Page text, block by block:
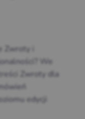
i
We
Zwroty dla
edycji